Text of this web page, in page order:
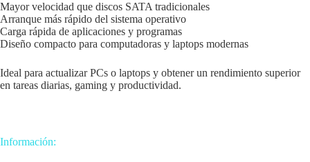
Mayor velocidad que discos SATA tradicionales
Arranque más rápido del sistema operativo
Carga rápida de aplicaciones y programas
Diseño compacto para computadoras y laptops modernas
Ideal para actualizar PCs o laptops y obtener un rendimiento superior
en tareas diarias, gaming y productividad.
Información: